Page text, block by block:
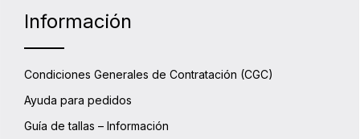
Información
Condiciones Generales de Contratación (CGC)
Ayuda para pedidos
Guía de tallas – Información